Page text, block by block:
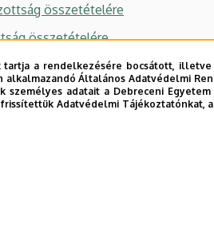
összetételére
összetételére
tartja a rendelkezésére bocsátott,
alkalmazandó Általános Adatvédelmi
személyes adatait a Debreceni
frissítettük Adatvédelmi